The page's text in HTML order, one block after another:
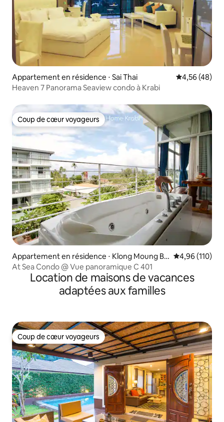
Appartement en résidence ⋅ Sai Thai Évaluation
4,56 (48)
Heaven 7 Panorama Seaview condo à Krabi
Coup de cœur voyageurs
Coup de cœur voyageurs
Appartement en résidence ⋅ Klong Moung Be
ach
Évaluation
4,96 (110)
At Sea Condo @ Vue panoramique C 401
Location de maisons de vacances
adaptées aux familles
Coup de cœur voyageurs
Coup de cœur voyageurs